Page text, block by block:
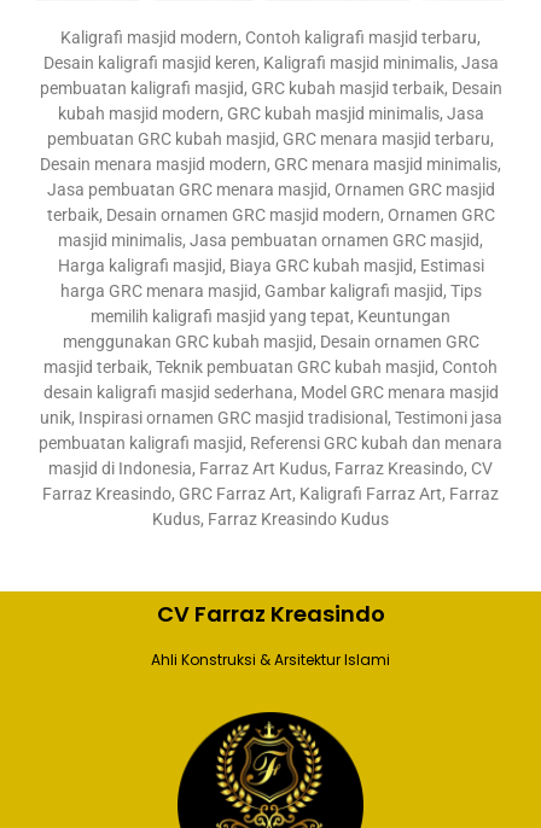
Kaligrafi masjid modern, Contoh kaligrafi masjid terbaru,
Desain kaligrafi masjid keren, Kaligrafi masjid minimalis, Jasa
pembuatan kaligrafi masjid, GRC kubah masjid terbaik, Desain
kubah masjid modern, GRC kubah masjid minimalis, Jasa
pembuatan GRC kubah masjid, GRC menara masjid terbaru,
Desain menara masjid modern, GRC menara masjid minimalis,
Jasa pembuatan GRC menara masjid, Ornamen GRC masjid
terbaik, Desain ornamen GRC masjid modern, Ornamen GRC
masjid minimalis, Jasa pembuatan ornamen GRC masjid,
Harga kaligrafi masjid, Biaya GRC kubah masjid, Estimasi
harga GRC menara masjid, Gambar kaligrafi masjid, Tips
memilih kaligrafi masjid yang tepat, Keuntungan
menggunakan GRC kubah masjid, Desain ornamen GRC
masjid terbaik, Teknik pembuatan GRC kubah masjid, Contoh
desain kaligrafi masjid sederhana, Model GRC menara masjid
unik, Inspirasi ornamen GRC masjid tradisional, Testimoni jasa
pembuatan kaligrafi masjid, Referensi GRC kubah dan menara
masjid di Indonesia, Farraz Art Kudus, Farraz Kreasindo, CV
Farraz Kreasindo, GRC Farraz Art, Kaligrafi Farraz Art, Farraz
Kudus, Farraz Kreasindo Kudus
CV Farraz Kreasindo
Ahli Konstruksi & Arsitektur Islami